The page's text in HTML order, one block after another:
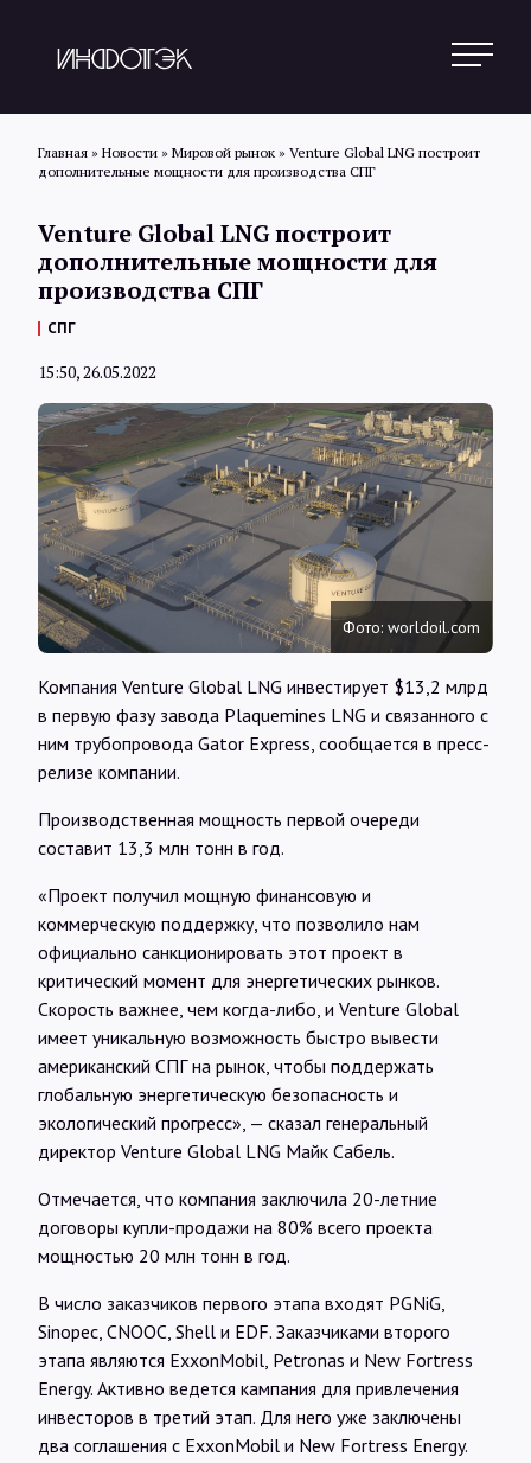
Новости
Обзоры
Интервью
Карты
О нас
@Infotek_Russia
Главная » Новости » Мировой рынок » Venture Global LNG построит
дополнительные мощности для производства СПГ
Venture Global LNG построит
дополнительные мощности для
производства СПГ
СПГ
15:50, 26.05.2022
Фото: worldoil.com
Компания Venture Global LNG инвестирует $13,2 млрд
в первую фазу завода Plaquemines LNG и связанного с
ним трубопровода Gator Express, сообщается в пресс-
релизе компании.
Производственная мощность первой очереди
составит 13,3 млн тонн в год.
«Проект получил мощную финансовую и
коммерческую поддержку, что позволило нам
официально санкционировать этот проект в
критический момент для энергетических рынков.
Скорость важнее, чем когда-либо, и Venture Global
имеет уникальную возможность быстро вывести
американский СПГ на рынок, чтобы поддержать
глобальную энергетическую безопасность и
экологический прогресс», — сказал генеральный
директор Venture Global LNG Майк Сабель.
Отмечается, что компания заключила 20-летние
договоры купли-продажи на 80% всего проекта
мощностью 20 млн тонн в год.
В число заказчиков первого этапа входят PGNiG,
Sinopec, CNOOC, Shell и EDF. Заказчиками второго
этапа являются ExxonMobil, Petronas и New Fortress
Energy. Активно ведется кампания для привлечения
инвесторов в третий этап. Для него уже заключены
два соглашения с ExxonMobil и New Fortress Energy.